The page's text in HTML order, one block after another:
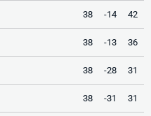
38 -14 42
38 -13 36
38 -28 31
38 -31 31